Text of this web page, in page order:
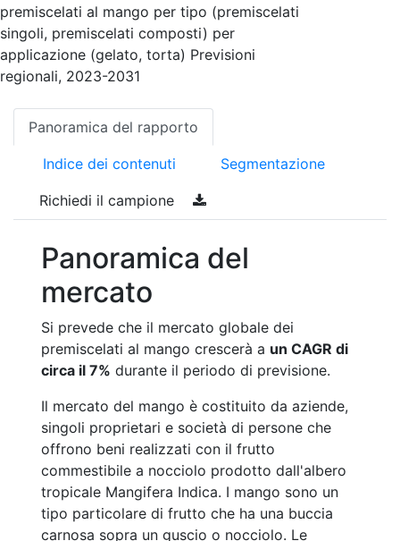
premiscelati al mango per tipo (premiscelati
singoli, premiscelati composti) per
applicazione (gelato, torta) Previsioni
regionali, 2023-2031
Panoramica del rapporto
Indice dei contenuti Segmentazione
Richiedi il campione
Panoramica del
mercato
Si prevede che il mercato globale dei
premiscelati al mango crescerà a un CAGR di
circa il 7% durante il periodo di previsione.
Il mercato del mango è costituito da aziende,
singoli proprietari e società di persone che
offrono beni realizzati con il frutto
commestibile a nocciolo prodotto dall'albero
tropicale Mangifera Indica. I mango sono un
tipo particolare di frutto che ha una buccia
carnosa sopra un guscio o nocciolo. Le